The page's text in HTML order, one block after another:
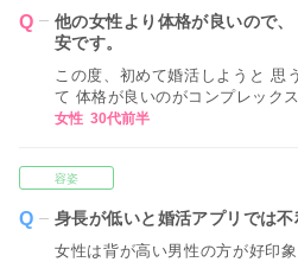
他の女性より体格が良いので
安です。
この度、初めて婚活しようと 思
て 体格が良いのがコンプレック
男性と 出会えるのでしょうか？
女性 30代前半
容姿
身長が低いと婚活アプリでは不
女性は背が高い男性の方が好印